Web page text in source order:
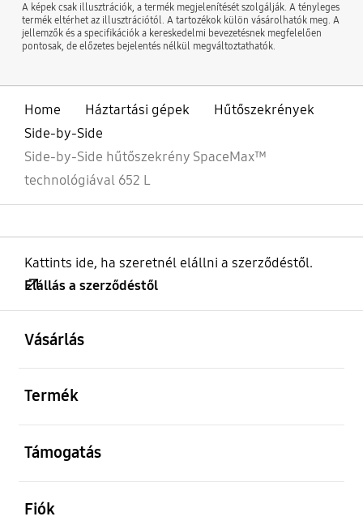
A képek csak illusztrációk, a termék megjelenítését szolgálják. A tényleges
termék eltérhet az illusztrációtól. A tartozékok külön vásárolhatók meg. A
jellemzők és a specifikációk a kereskedelmi bevezetésnek megfelelően
pontosak, de előzetes bejelentés nélkül megváltoztathatók.
Home Háztartási gépek
Hűtőszekrények
Side-by-Side
Side-by-Side hűtőszekrény SpaceMax™
technológiával 652 L
Kattints ide, ha szeretnél elállni a szerződéstől.
Elállás a szerződéstől
Vásárlás
Termék
Támogatás
Fiók